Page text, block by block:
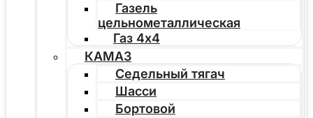
Газель
цельнометаллическая
Газ 4х4
КАМАЗ
Седельный тягач
Шасси
Бортовой